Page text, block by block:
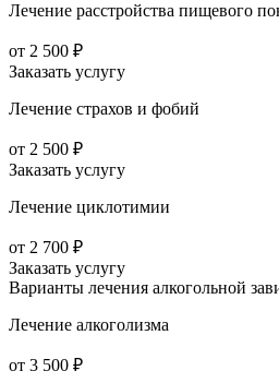
Лечение расстройства пищевого
от 2 500 ₽
Заказать услугу
Лечение страхов и фобий
от 2 500 ₽
Заказать услугу
Лечение циклотимии
от 2 700 ₽
Заказать услугу
Варианты лечения алкогольной
Лечение алкоголизма
от 3 500 ₽